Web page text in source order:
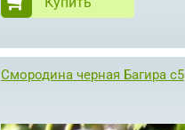
Смородина черная Багира с5